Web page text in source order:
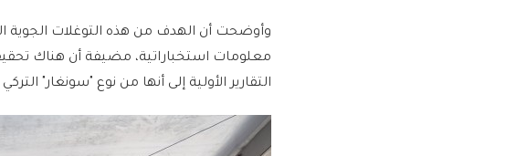
وأوضحت أن الهدف من هذه التوغلات الجوية
معلومات استخباراتية، مضيفة أن هناك
التقارير الأولية إلى أنها من نوع "سونغار"